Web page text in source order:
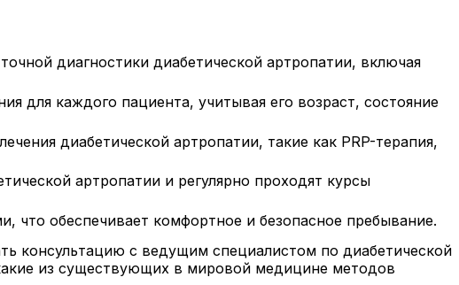
диагностики диабетической артропатии, включая
для каждого пациента, учитывая его возраст, состояние
диабетической артропатии, такие как PRP-терапия,
артропатии и регулярно проходят курсы
что обеспечивает комфортное и безопасное пребывание.
консультацию с ведущим специалистом по диабетической
из существующих в мировой медицине методов